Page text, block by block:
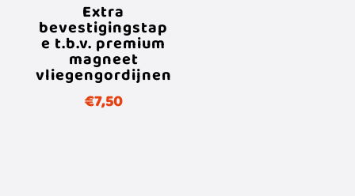
Extra
bevestigingstap
e t.b.v. premium
magneet
vliegengordijnen
€7,50